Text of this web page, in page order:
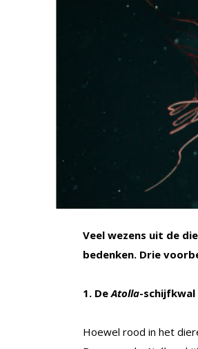
Veel wezens uit de
bedenken. Drie
1. DeAtolla-schijfkwal
Hoewel rood in het